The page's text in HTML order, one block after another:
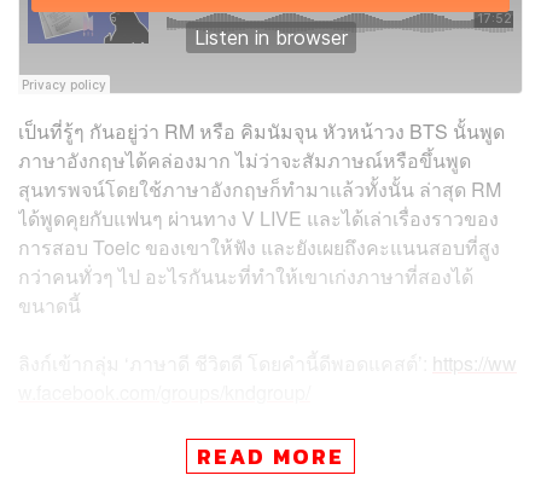
เป็นที่รู้ๆ กันอยู่ว่า RM หรือ คิมนัมจุน หัวหน้าวง BTS นั้นพูด
ภาษาอังกฤษได้คล่องมาก ไม่ว่าจะสัมภาษณ์หรือขึ้นพูด
สุนทรพจน์โดยใช้ภาษาอังกฤษก็ทำมาแล้วทั้งนั้น ล่าสุด RM
ได้พูดคุยกับแฟนๆ ผ่านทาง V LIVE และได้เล่าเรื่องราวของ
การสอบ Toeic ของเขาให้ฟัง และยังเผยถึงคะแนนสอบที่สูง
กว่าคนทั่วๆ ไป อะไรกันนะที่ทำให้เขาเก่งภาษาที่สองได้
ขนาดนี้
https://ww
https://www.allkpop.com/article/2021/01/btss-rm-r
READ MORE